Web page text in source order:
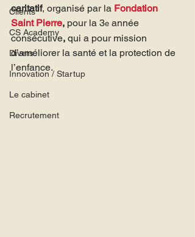
Clients
CS Academy
Divers
Innovation / Startup
Le cabinet
Recrutement
caritatif, organisé par la Fondation
Saint Pierre, pour la 3e année
consécutive, qui a pour mission
d’améliorer la santé et la protection de
l’enfance.